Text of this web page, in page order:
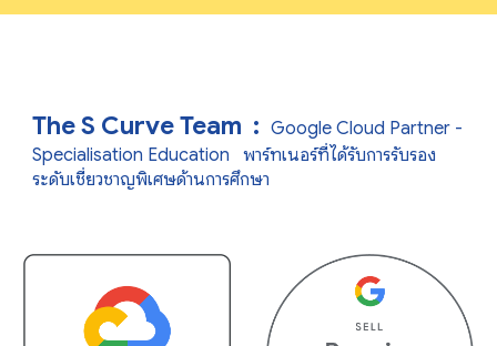
The S Curve Team :Google Cloud Partner -
Specialisation Educationพาร์ทเนอร์ที่ได้รับการรับรอง
ระดับเชี่ยวชาญพิเศษด้านการศึกษา